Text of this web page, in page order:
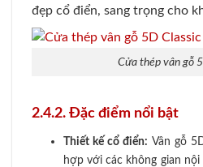
đẹp cổ điển, sang trọng cho
Cửa thép vân gỗ
2.4.2. Đặc điểm nổi bật
Thiết kế cổ điển: Vân gỗ
hợp với các không gian